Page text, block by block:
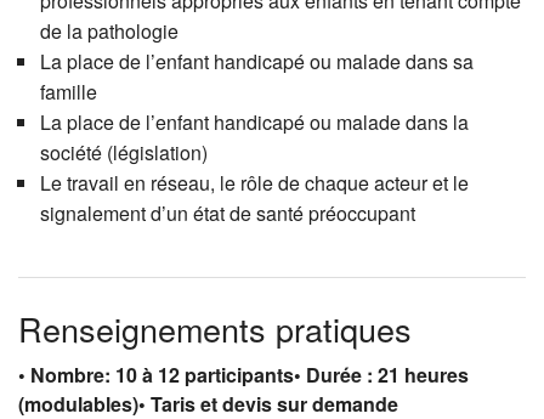
de la pathologie
La place de l’enfant handicapé ou malade dans sa
famille
La place de l’enfant handicapé ou malade dans la
société (législation)
Le travail en réseau, le rôle de chaque acteur et le
signalement d’un état de santé préoccupant
Renseignements pratiques
• Nombre: 10 à 12 participants• Durée : 21 heures
(modulables)• Taris et devis sur demande